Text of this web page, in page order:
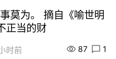
莫为。 摘自《喻世明
正当的财
时前 87 1